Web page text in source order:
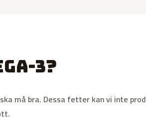
3?
må bra. Dessa fetter kan vi inte